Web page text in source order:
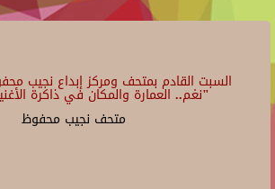
السبت القادم بمتحف ومركز إبداع نجيب
"نغم.. العمارة والمكان في ذاكرة
متحف نجيب محفوظ